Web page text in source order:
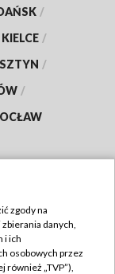
/
KIELCE /
/
/
zgody na
danych,
i ich
osobowych przez
również „TVP”),